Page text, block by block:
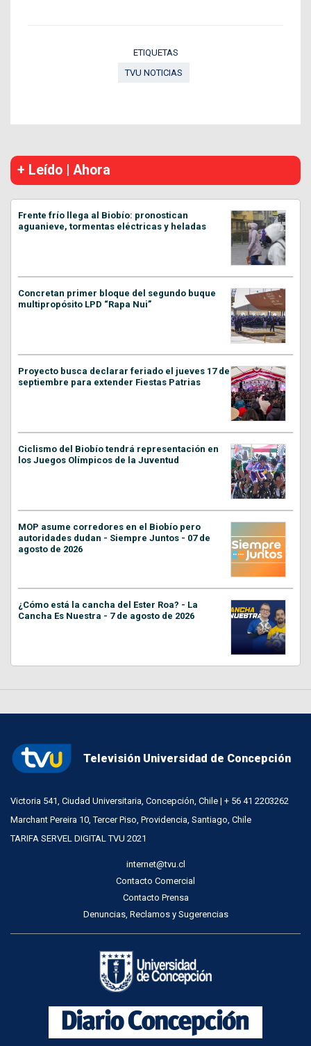
ETIQUETAS
TVU NOTICIAS
+ Leído | Ahora
Frente frío llega al Biobío: pronostican
aguanieve, tormentas eléctricas y heladas
Concretan primer bloque del segundo buque
multipropósito LPD “Rapa Nui”
Proyecto busca declarar feriado el jueves 17 de
septiembre para extender Fiestas Patrias
Ciclismo del Biobío tendrá representación en
los Juegos Olímpicos de la Juventud
MOP asume corredores en el Biobío pero
autoridades dudan - Siempre Juntos - 07 de
agosto de 2026
¿Cómo está la cancha del Ester Roa? - La
Cancha Es Nuestra - 7 de agosto de 2026
Televisión Universidad de Concepción
Victoria 541, Ciudad Universitaria, Concepción, Chile | + 56 41 2203262
Marchant Pereira 10, Tercer Piso, Providencia, Santiago, Chile
TARIFA SERVEL DIGITAL TVU 2021
internet@tvu.cl
Contacto Comercial
Contacto Prensa
Denuncias, Reclamos y Sugerencias